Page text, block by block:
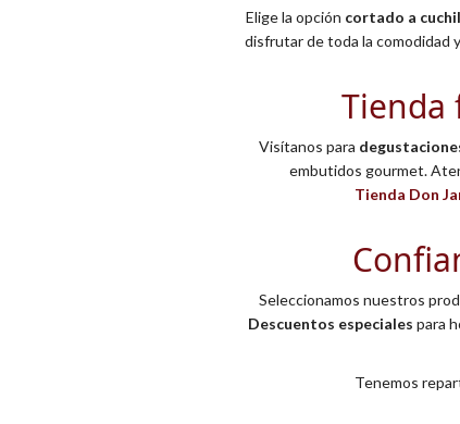
Elige la opción cortado a
disfrutar de toda la comodidad
Tienda
Visítanos para
embutidos gourmet.
Tienda Don
Seleccionamos nuestros
Descuentos especiales para
Tenemos